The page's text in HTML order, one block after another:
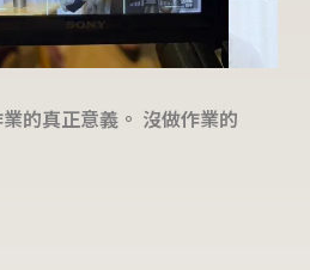
的真正意義。 沒做作業的